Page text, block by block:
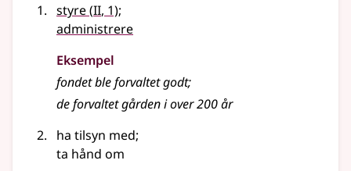
styre(2
II, 1);
administrere
Eksempel
fondet ble forvaltet godt;
de forvaltet gården i over 200 år
ha tilsyn med;
ta hånd om